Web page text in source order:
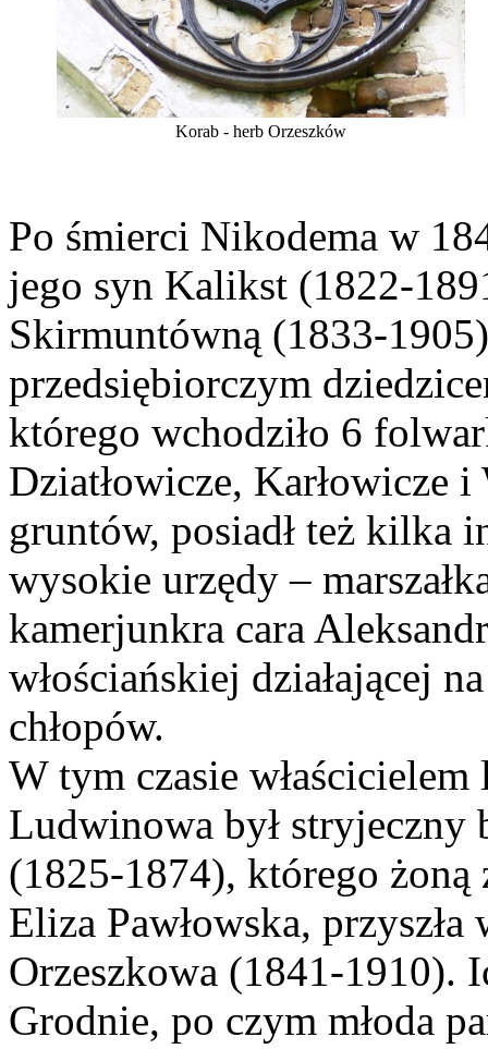
Korab - herb Orzeszków
Po śmierci Nikodema w
jego syn Kalikst (1822-
Skirmuntówną (1833-
przedsiębiorczym
którego wchodziło 6
Dziatłowicze, Karłowicze
gruntów, posiadł też kilka
wysokie urzędy –
kamerjunkra cara
włościańskiej działającej
chłopów.
W tym czasie właścicielem
Ludwinowa był stryjeczny
(1825-1874), którego żoną
Eliza Pawłowska,
Orzeszkowa (1841-1910).
Grodnie, po czym młoda